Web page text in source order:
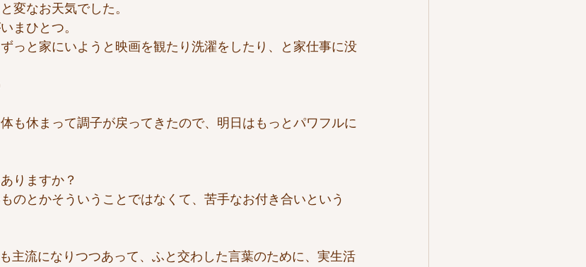
変なお天気でした。
まひとつ。
っと家にいようと映画を観たり洗濯をしたり、と家仕事に没
も休まって調子が戻ってきたので、明日はもっとパワフルに
りますか？
のとかそういうことではなくて、苦手なお付き合いという
主流になりつつあって、ふと交わした言葉のために、実生活